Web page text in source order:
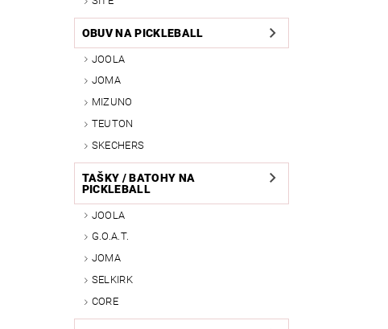
OBUV NA PICKLEBALL
JOOLA
JOMA
MIZUNO
TEUTON
SKECHERS
TAŠKY / BATOHY NA
PICKLEBALL
JOOLA
G.O.A.T.
JOMA
SELKIRK
CORE